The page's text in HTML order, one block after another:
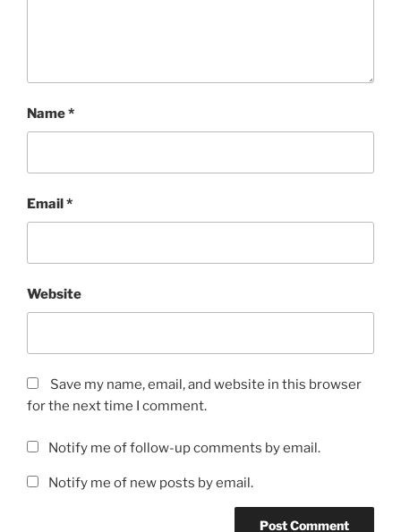
Name*
Email*
Website
Save my name, email, and website in this browser
for the next time I comment.
Notify me of follow-up comments by email.
Notify me of new posts by email.